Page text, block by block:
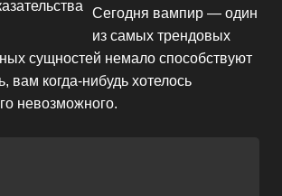
Сегодня вампир — один
из самых трендовых
сущностей немало способствуют
вам когда-нибудь хотелось
невозможного.